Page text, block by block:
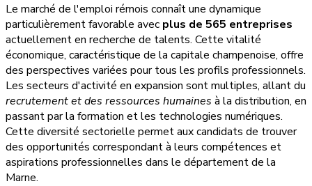
Le marché de l'emploi rémois connaît une dynamique
particulièrement favorable avec plus de 565 entreprises
actuellement en recherche de talents. Cette vitalité
économique, caractéristique de la capitale champenoise, offre
des perspectives variées pour tous les profils professionnels.
Les secteurs d'activité en expansion sont multiples, allant du
recrutement et des ressources humaines à la distribution, en
passant par la formation et les technologies numériques.
Cette diversité sectorielle permet aux candidats de trouver
des opportunités correspondant à leurs compétences et
aspirations professionnelles dans le département de la
Marne.